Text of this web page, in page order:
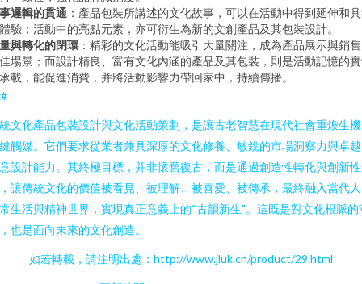
邏輯的貫通 ：產品包裝所講述的文化故事，可以在活動中得到延伸和
驗；活動中的亮點元素，亦可衍生為新的文創產品及其包裝設計。
與轉化的閉環 ：精彩的文化活動能吸引大量關注，成為產品展示與銷
場景；而設計精良、富有文化內涵的產品及其包裝，則是活動記憶的
載，能促進消費，并將活動影響力帶回家中，持續傳播。
文化產品包裝設計與文化活動策劃，是讓古老智慧在現代社會重煥生
觸媒。它們要求從業者兼具深厚的文化修養、敏銳的市場洞察力與卓
設計能力。其終極目標，并非懷舊復古，而是通過創造性轉化與創新
讓傳統文化的價值被看見、被理解、被喜愛、被傳承，最終融入當代
生活與精神世界，實現真正意義上的“古韻新生”。這既是對文化根脈的
也是面向未來的文化創造。
如若轉載，請注明出處：http://www.jluk.cn/product/29.html